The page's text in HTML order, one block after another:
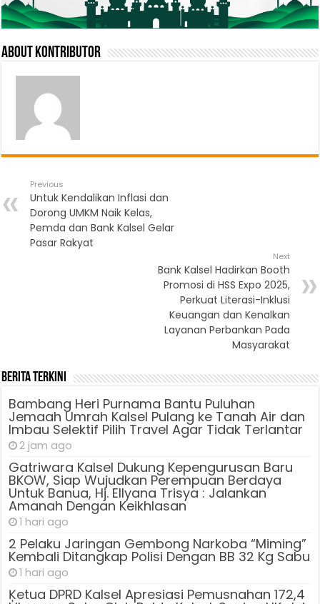
About Kontributor
Previous
Untuk Kendalikan Inflasi dan
Dorong UMKM Naik Kelas,
Pemda dan Bank Kalsel Gelar
Pasar Rakyat
Next
Bank Kalsel Hadirkan Booth
Promosi di HSS Expo 2025,
Perkuat Literasi-Inklusi
Keuangan dan Kenalkan
Layanan Perbankan Pada
Masyarakat
Berita Terkini
Bambang Heri Purnama Bantu Puluhan
Jemaah Umrah Kalsel Pulang ke Tanah Air dan
Imbau Selektif Pilih Travel Agar Tidak Terlantar
2 jam ago
Gatriwara Kalsel Dukung Kepengurusan Baru
BKOW, Siap Wujudkan Perempuan Berdaya
Untuk Banua, Hj. Ellyana Trisya : Jalankan
Amanah Dengan Keikhlasan
1 hari ago
2 Pelaku Jaringan Gembong Narkoba “Miming”
Kembali Ditangkap Polisi Dengan BB 32 Kg Sabu
1 hari ago
Ķetua DPRD Kalsel Apresiasi Pemusnahan 172,4